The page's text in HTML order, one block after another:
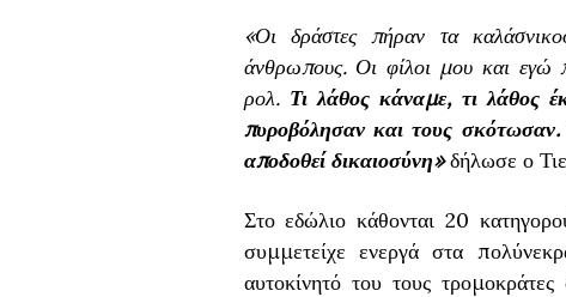
«Οι δράστες πήραν τα
άνθρωπους. Οι φίλοι μου και
ρολ. Τι λάθος κάναμε, τι λάθος
πυροβόλησαν και τους
αποδοθεί δικαιοσύνη»δήλωσε ο
Στο εδώλιο κάθονται 20
συμμετείχε ενεργά στα
αυτοκίνητό του τους